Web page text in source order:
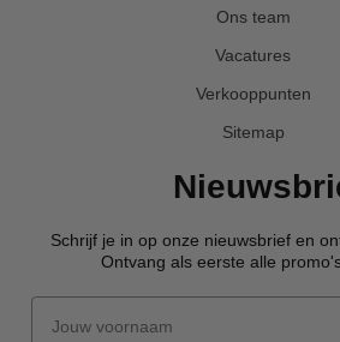
Ons team
Vacatures
Verkooppunten
Sitemap
Schrijf je in op onze nieuwsbrief en
Ontvang als eerste alle